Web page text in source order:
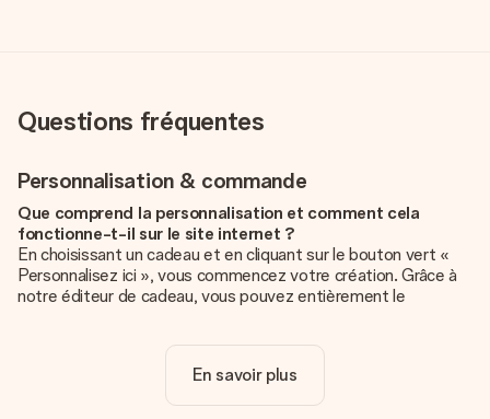
Questions fréquentes
Personnalisation & commande
Que comprend la personnalisation et comment cela
fonctionne-t-il sur le site internet ?
En choisissant un cadeau et en cliquant sur le bouton vert «
Personnalisez ici », vous commencez votre création. Grâce à
notre éditeur de cadeau, vous pouvez entièrement le
unique pour ajouter une touche finale à votre cadeau.
La personnalisation est-elle comprise dans le prix ?
En savoir plus